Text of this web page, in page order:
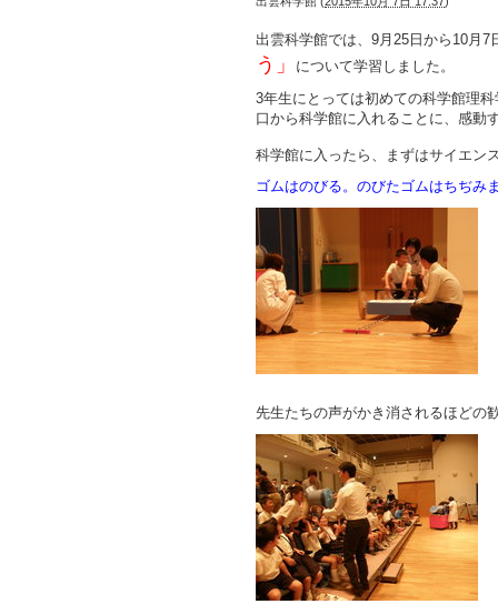
出雲科学館では、9月25日から10月7
う」
について学習しました。
3年生にとっては初めての科学館理
口から科学館に入れることに、感動
科学館に入ったら、まずはサイエン
ゴムはのびる。のびたゴムはちぢみ
先生たちの声がかき消されるほどの